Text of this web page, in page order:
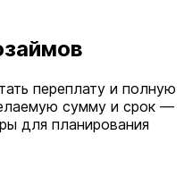
переплату и полную
сумму и срок —
для планирования